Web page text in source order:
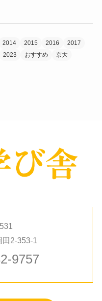
2014 2015 2016
2017
2023 おすすめ
京大
田2-353-1
9757